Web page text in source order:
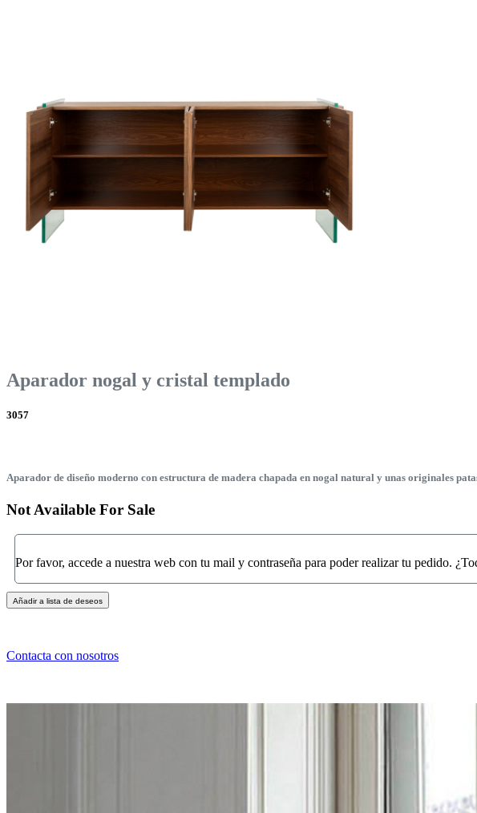
Aparador nogal y cristal templado
3057
Aparador de diseño moderno con estructura de madera chapada en nogal natural y unas originales
Not Available For Sale
Por favor, accede a nuestra web con tu mail y contraseña para poder realizar tu pedido.
Añadir a lista de deseos
Contacta con nosotros